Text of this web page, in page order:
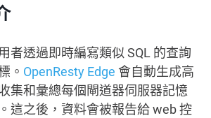
者透過即時編寫類似 SQL 的查詢
。 OpenResty Edge 會自動生成高
集和彙總每個閘道器伺服器記憶
這之後，資料會被報告給 web 控